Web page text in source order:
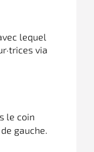
lequel
via
le coin
gauche.